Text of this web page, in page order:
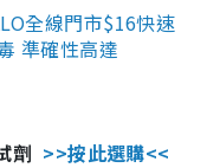
全線門市$16快速
準確性高達
劑 >>按此選購<<